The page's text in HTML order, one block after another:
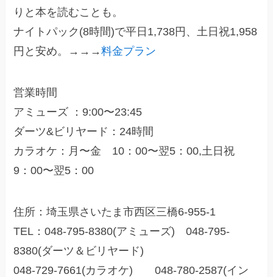
りと本を読むことも。
ナイトパック(8時間)で平日1,738円、土日祝1,958
円と安め。→→→料金プラン
営業時間
アミューズ ：9:00〜23:45
ダーツ&ビリヤード：24時間
カラオケ：月〜金 10：00〜翌5：00,土日祝
9：00〜翌5：00
住所：埼玉県さいたま市西区三橋6-955-1
TEL：048-795-8380(アミューズ) 048-795-
8380(ダーツ＆ビリヤード)
048-729-7661(カラオケ) 048-780-2587(イン